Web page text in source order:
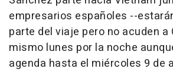
empresarios españoles --
parte del viaje pero no acuden a
mismo lunes por la noche
agenda hasta el miércoles 9 de